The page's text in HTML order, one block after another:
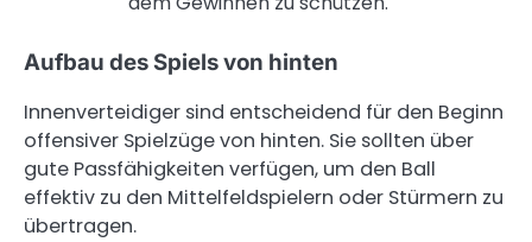
Aufbau des Spiels von hinten
Innenverteidiger sind entscheidend für den Beginn
offensiver Spielzüge von hinten. Sie sollten über
gute Passfähigkeiten verfügen, um den Ball
effektiv zu den Mittelfeldspielern oder Stürmern zu
übertragen.